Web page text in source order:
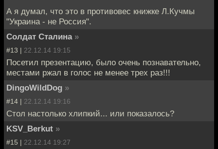
А я думал, что это в противовес книжке Л.Кучмы
"Украина - не Россия".
Солдат Сталина »
#13 | 22.12.14 19:15
Посетил презентацию, было очень познавательно,
местами ржал в голос не менее трех раз!!!
DingoWildDog »
#14 | 22.12.14 19:16
Стол настолько хлипкий... или показалось?
KSV_Berkut »
#15 | 22.12.14 19:27